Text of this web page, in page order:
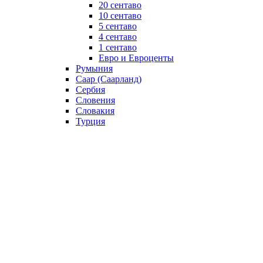
20 сентаво
10 сентаво
5 сентаво
4 сентаво
1 сентаво
Евро и Евроценты
Румыния
Саар (Саарланд)
Сербия
Словения
Словакия
Турция